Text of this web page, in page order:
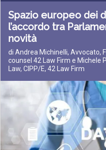
Spazio europeo dei
l’accordo tra
novità
di Andrea Michinelli, Avvocato,
counsel 42 Law Firm e Michele
Law, CIPP/E, 42 Law Firm